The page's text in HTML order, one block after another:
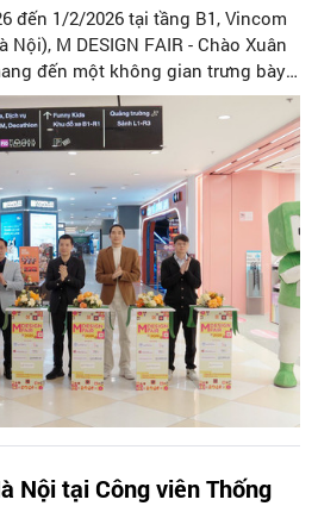
đến 1/2/2026 tại tầng B1, Vincom
M DESIGN FAIR - Chào Xuân
đến một không gian trưng bày -
cảm hứng, góp phần làm phong
Thủ đô trong những ngày đầu
Nội tại Công viên Thống